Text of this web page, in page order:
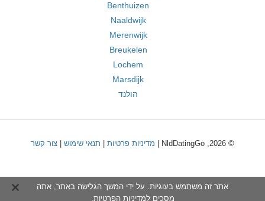
Benthuizen
Naaldwijk
Merenwijk
Breukelen
Lochem
Marsdijk
הולנד
© 2026, NldDatingGo | מדיניות פרטיות תנאי שימוש צור קשר
אתר זה משתמש בעוגיות. על ידי המשך הגלישה באתר, אתה
מסכים למדיניות הפרטיות.